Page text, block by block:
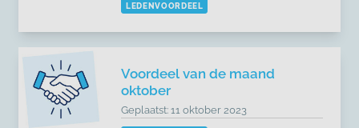
LEDENVOORDEEL
Voordeel van de maand
oktober
Geplaatst: 11 oktober 2023